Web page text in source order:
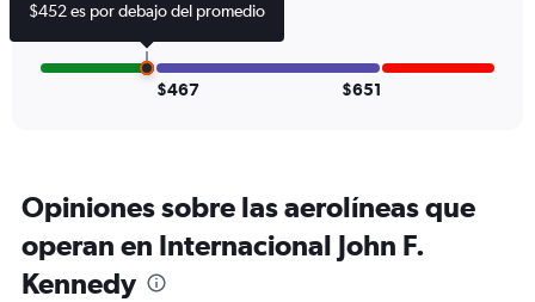
Range:
0
to
$467 $651
Opiniones sobre las aerolíneas que
operan en Internacional John F.
Kennedy
$452 es por debajo del promedio